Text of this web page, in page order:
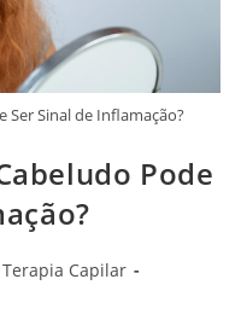
Ser Sinal de Inflamação?
Pode
Terapia Capilar